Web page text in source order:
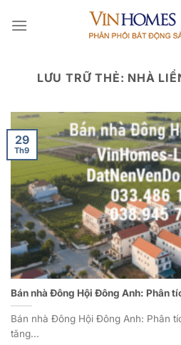
qua
LƯU TRỮ THẺ: NHÀ
Bán nhà Đông Hội Đông Anh: Phân
Bán nhà Đông Hội Đông Anh: Phân
tăng...
29
Th9